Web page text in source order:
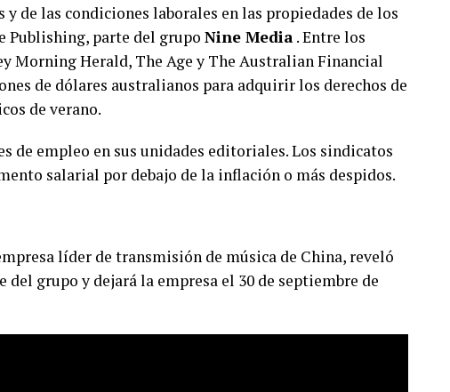
de las condiciones laborales en las propiedades de los
Publishing, parte del grupo Nine Media. Entre los
Morning Herald, The Age y The Australian Financial
de dólares australianos para adquirir los derechos de
de verano.
de empleo en sus unidades editoriales. Los sindicatos
salarial por debajo de la inflación o más despidos.
líder de transmisión de música de China, reveló
grupo y dejará la empresa el 30 de septiembre de